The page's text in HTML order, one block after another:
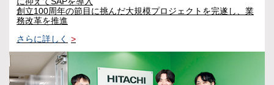
創立100周年の節目に挑んだ大規模プロジェクトを完遂し、業
務改革を推進
さらに詳しく
>